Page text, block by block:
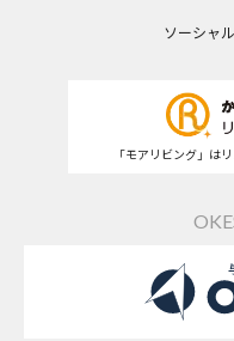
ソーシャ
「モアリビング」は